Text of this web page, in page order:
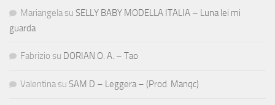
Mariangela su SELLY BABY MODELLA ITALIA – Luna lei mi
guarda
Fabrizio su DORIAN O. A. – Tao
Valentina su SAM D – Leggera – (Prod. Manqc)